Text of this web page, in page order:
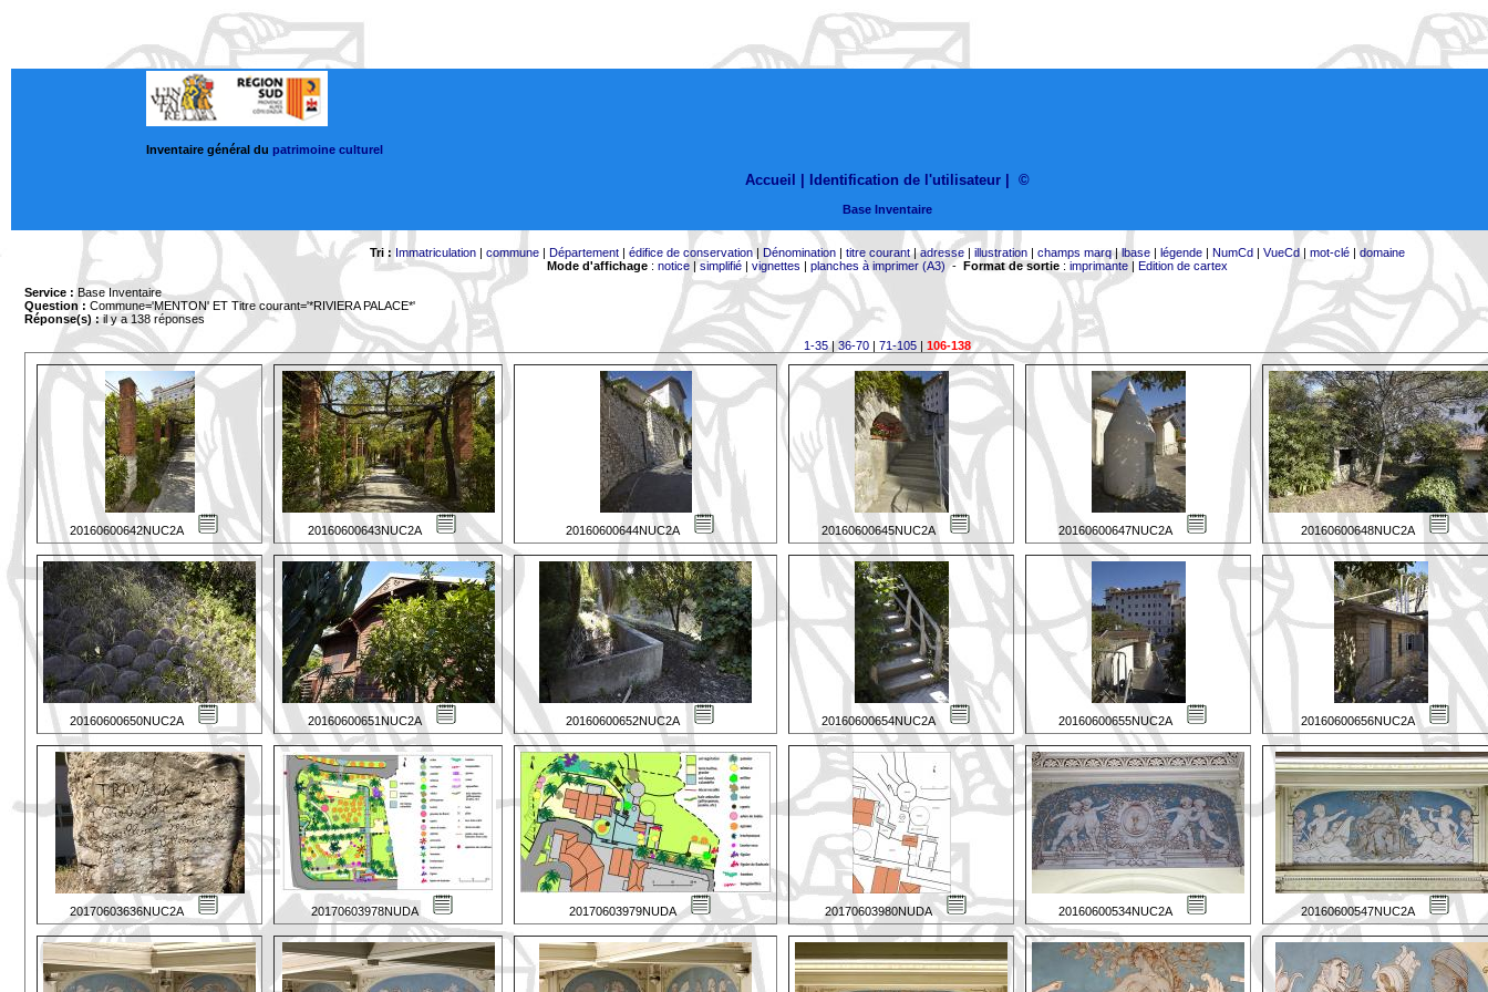
Inventaire général du patrimoine culturel
Accueil | Identification de l'utilisateur ©
Base Inventaire
Tri : Immatriculation| commune| Département| édifice de conservation| Dénomination| titre courant|adresse| illustration| champs marq|lbase| légende| NumCd| VueCd| mot-clé|domaine
Mode d'affichage: notice|simplifié| vignettes | planches à imprimer (A3) - Format de sortie: imprimante| Edition de cartex
Service : Base Inventaire
Question : Commune='MENTON' ET Titre courant='*RIVIERA PALACE*'
Réponse(s) :il y a 138 réponses
1-35|36-70| 71-105| 106-138
20160600642NUC2A 20160600643NUC2A 20160600644NUC2A 20160600645NUC2A 20160600647NUC2A 20160600648NUC2A
20160600650NUC2A 20160600651NUC2A 20160600652NUC2A 20160600654NUC2A 20160600655NUC2A 20160600656NUC2A
20170603636NUC2A 20170603978NUDA 20170603979NUDA 20170603980NUDA 20160600534NUC2A 20160600547NUC2A